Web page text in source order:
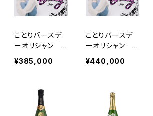
ことりバースデ
ーオリシャン
クリスタルロゼ
¥385,000
ことりバースデ
ーオリシャン
アルマンドグリー
¥440,000